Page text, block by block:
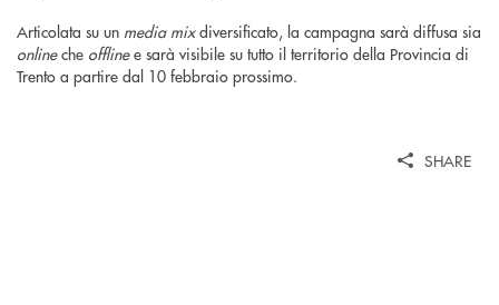
Articolata su un media mixdiversificato, la campagna sarà diffusa sia
onlineche offlinee sarà visibile su tutto il territorio della Provincia di
Trento a partire dal 10 febbraio prossimo.
SHARE